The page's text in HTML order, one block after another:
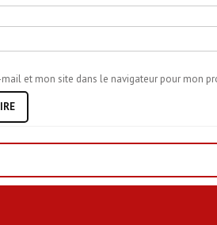
et mon site dans le navigateur pour mon